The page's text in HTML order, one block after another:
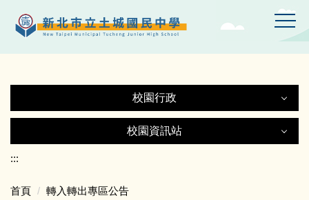
到
要
容
校園行政
校園資訊站
:::
首頁 轉入轉出專區公告